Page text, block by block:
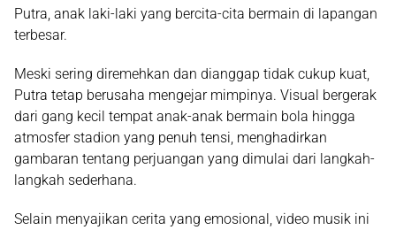
Putra, anak laki-laki yang bercita-cita bermain di lapangan
terbesar.
Meski sering diremehkan dan dianggap tidak cukup kuat,
Putra tetap berusaha mengejar mimpinya. Visual bergerak
dari gang kecil tempat anak-anak bermain bola hingga
atmosfer stadion yang penuh tensi, menghadirkan
gambaran tentang perjuangan yang dimulai dari langkah-
langkah sederhana.
Selain menyajikan cerita yang emosional, video musik ini